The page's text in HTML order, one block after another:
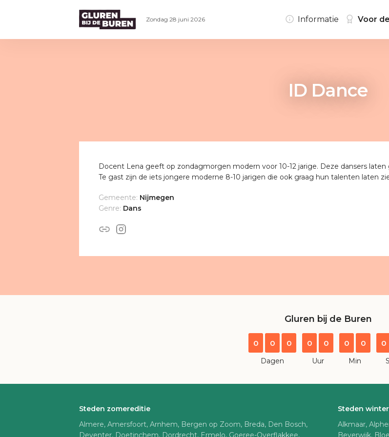
ID Dance
Docent Lena geeft op zondagmorgen modern voor 10-12 jarige. Deze dansers
Te gast zijn de iets jongere moderne 8-10 jarigen die ook graag hun talenten laten
Gemeente: Nijmegen
Genre: Dans
Gluren bij de Buren
0 0 0
Dagen
0 0
Uur
0 0
Min
0
Steden zomereditie
Almere, Amersfoort, Arnhem, Bergen op Zoom, Breda, Den Bosch,
Deventer, Doetinchem, Dordrecht, Ermelo, Goeree-Overflakkee,
Steden
Alkmaar,
Beverwijk,
Zondag 28 juni 2026 Informatie Voor